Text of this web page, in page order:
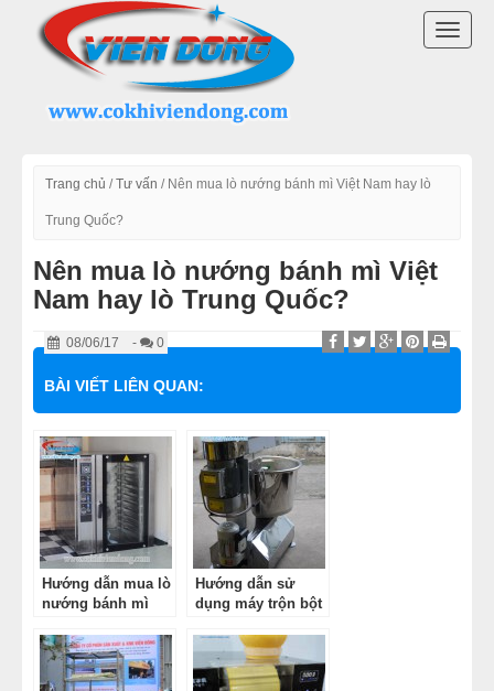
Trang chủ /Tư vấn / Nên mua lò nướng bánh mì Việt Nam hay lò
Trung Quốc?
Nên mua lò nướng bánh mì Việt
Nam hay lò Trung Quốc?
08/06/17 - 0
BÀI VIẾT LIÊN QUAN:
Hướng dẫn mua lò
nướng bánh mì
Hướng dẫn sử
dụng máy trộn bột
DANH MỤC SẢN PHẨM
LÒ BÁNH MÌ ĐIỆN
LÒ NƯỚNG BÁNH MÌ CÔNG NGHIỆP
LÒ NƯỚNG BÁNH MÌ ĐỐI LƯU
LÒ NƯỚNG BÁNH NGỌT
DÂY CHUYỀN LÀM BÁNH
MÁY TRỘN BỘT ĐÁNH TRỨNG
MÁY CHIA BỘT BÁNH MÌ
MÁY CÁN BỘT MÌ
MÁY SE BỘT LÀM BÁNH
TỦ Ủ BỘT LÀM BÁNH